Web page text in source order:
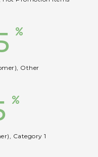
Other
Category 1